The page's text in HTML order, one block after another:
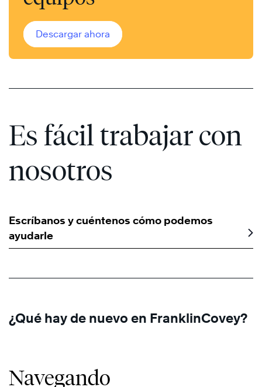
Descargar ahora
Es fácil trabajar con
nosotros
Escríbanos y cuéntenos cómo podemos
ayudarle
¿Qué hay de nuevo en FranklinCovey?
Navegando